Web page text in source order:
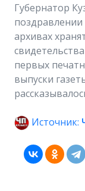
Губернатор
архивах
первых
выпуски
Источник: